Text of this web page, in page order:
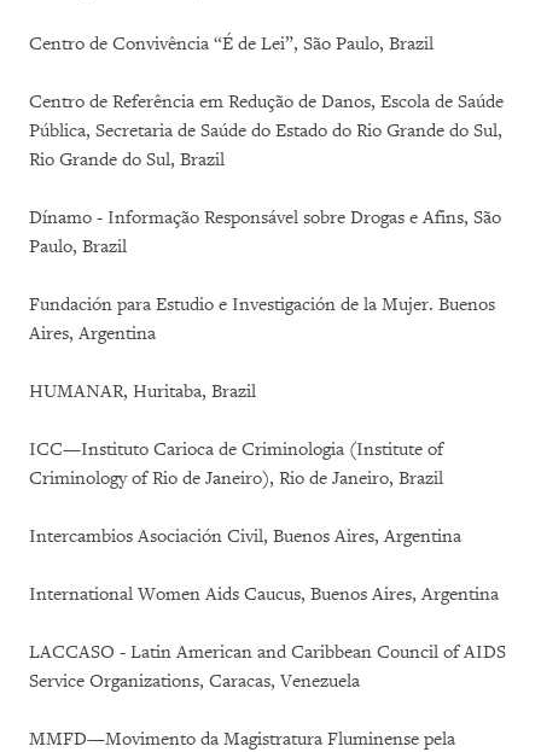
Centro de Convivência “É de Lei”, São Paulo, Brazil
Centro de Referência em Redução de Danos, Escola de Saúde
Pública, Secretaria de Saúde do Estado do Rio Grande do Sul,
Rio Grande do Sul, Brazil
Dínamo - Informação Responsável sobre Drogas e Afins, São
Paulo, Brazil
Fundación para Estudio e Investigación de la Mujer. Buenos
Aires, Argentina
HUMANAR, Huritaba, Brazil
ICC—Instituto Carioca de Criminologia (Institute of
Criminology of Rio de Janeiro), Rio de Janeiro, Brazil
Intercambios Asociación Civil, Buenos Aires, Argentina
International Women Aids Caucus, Buenos Aires, Argentina
LACCASO - Latin American and Caribbean Council of AIDS
Service Organizations, Caracas, Venezuela
MMFD—Movimento da Magistratura Fluminense pela